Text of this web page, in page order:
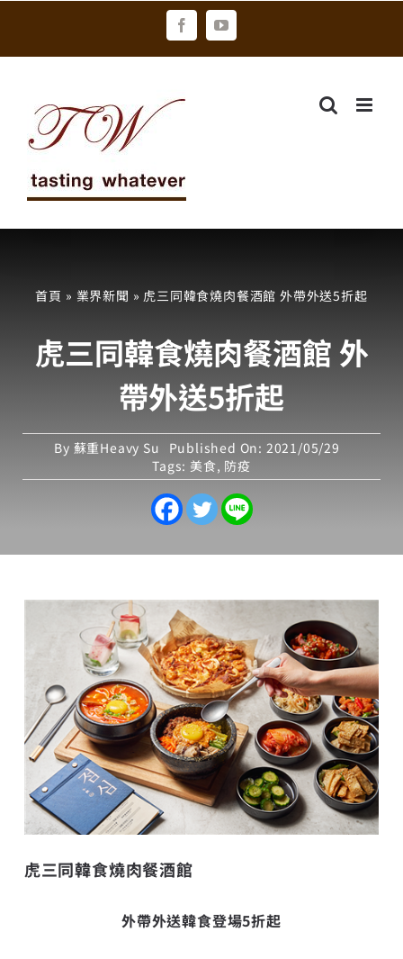
FacebookYouTube
首頁 » 業界新聞 » 虎三同韓食燒肉餐酒館 外帶外送5折起
虎三同韓食燒肉餐酒館 外
帶外送5折起
By 蘇重Heavy Su
Published On: 2021/05/29
Tags: 美食, 防疫
虎三同韓食燒肉餐酒館
外帶外送韓食登場5折起